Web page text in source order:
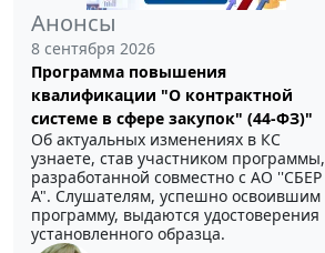
Анонсы
8 сентября 2026
Программа повышения
квалификации "О контрактной
системе в сфере закупок" (44-ФЗ)"
Об актуальных изменениях в КС
узнаете, став участником программы,
разработанной совместно с АО ''СБЕР
А". Слушателям, успешно освоившим
программу, выдаются удостоверения
установленного образца.